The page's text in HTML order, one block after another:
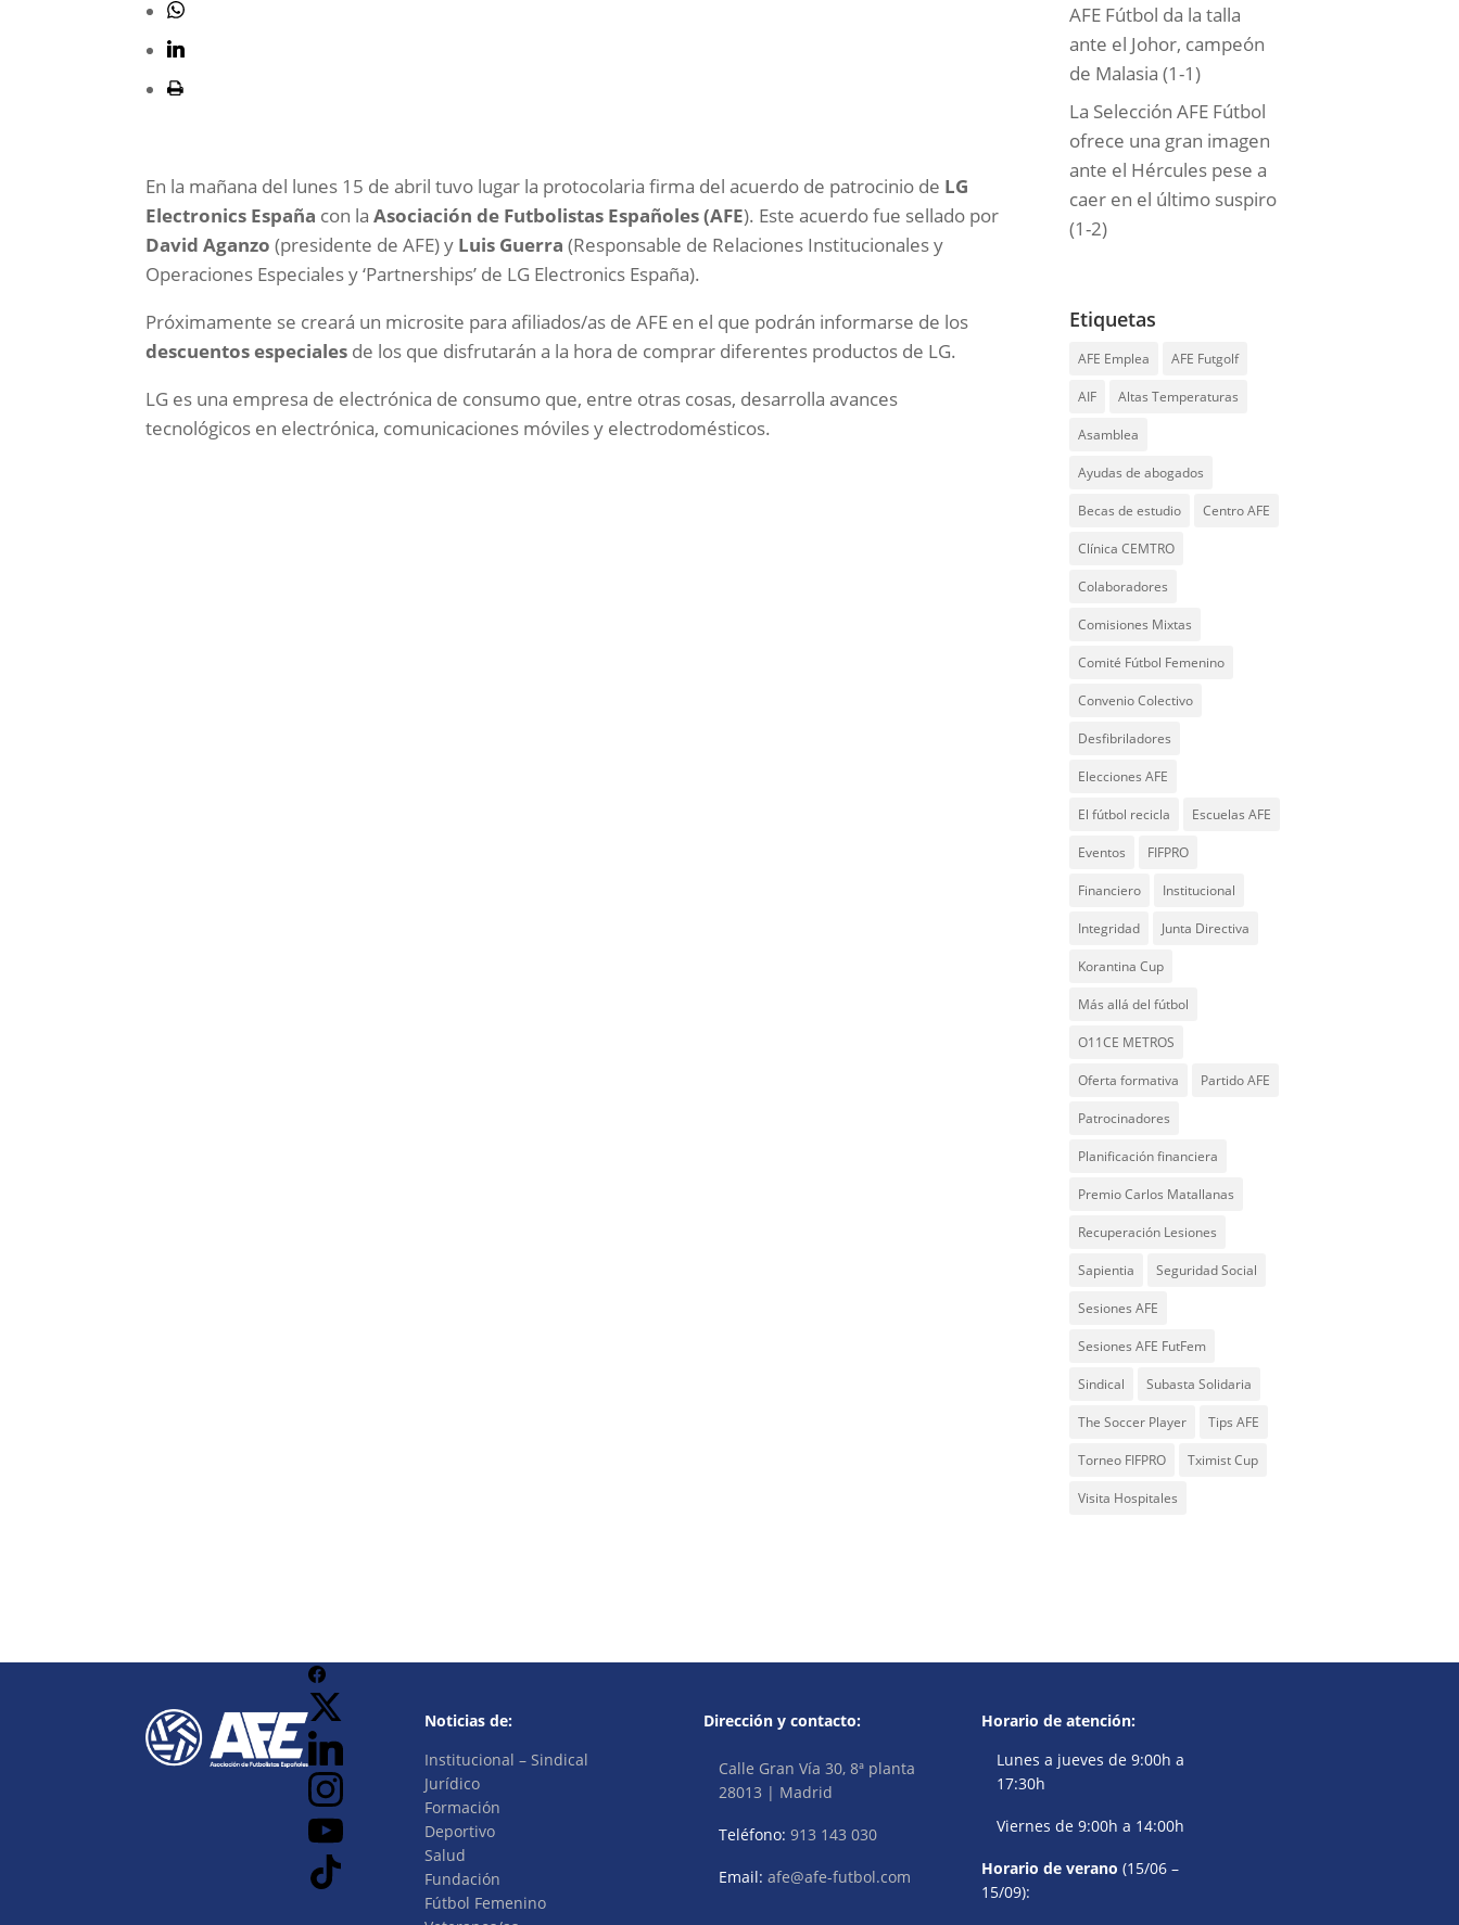
En la mañana del lunes 15 de abril tuvo lugar la protocolaria firma del acuerdo de patrocinio de LG
Electronics España con laAsociación de Futbolistas Españoles (AFE). Este acuerdo fue sellado por
David Aganzo (presidente de AFE) y Luis Guerra (Responsable de Relaciones Institucionales y
Operaciones Especiales y ‘Partnerships’ de LG Electronics España).
Próximamente se creará un microsite para afiliados/as de AFE en el que podrán informarse de los
descuentos especiales de los que disfrutarán a la hora de comprar diferentes productos de LG.
LG es una empresa de electrónica de consumo que, entre otras cosas, desarrolla avances
tecnológicos en electrónica, comunicaciones móviles y electrodomésticos.
AFE Fútbol da la talla
ante el Johor, campeón
de Malasia (1-1)
La Selección AFE Fútbol
ofrece una gran imagen
ante el Hércules pese a
caer en el último suspiro
(1-2)
Etiquetas
AFE Emplea AFE Futgolf
AIF Altas Temperaturas
Asamblea
Ayudas de abogados
Becas de estudio Centro AFE
Clínica CEMTRO
Colaboradores
Comisiones Mixtas
Comité Fútbol Femenino
Convenio Colectivo
Desfibriladores
Elecciones AFE
El fútbol recicla Escuelas AFE
Eventos FIFPRO
Financiero Institucional
Integridad Junta Directiva
Korantina Cup
Más allá del fútbol
O11CE METROS
Oferta formativa Partido AFE
Patrocinadores
Planificación financiera
Premio Carlos Matallanas
Recuperación Lesiones
Sapientia Seguridad Social
Sesiones AFE
Sesiones AFE FutFem
Sindical Subasta Solidaria
The Soccer Player Tips AFE
Torneo FIFPRO Tximist Cup
Visita Hospitales
Noticias de:
Institucional – Sindical
Jurídico
Formación
Deportivo
Salud
Fundación
Fútbol Femenino
Dirección y contacto:
Calle Gran Vía 30, 8ª planta
28013 | Madrid
Teléfono: 913 143 030
Email: afe@afe-futbol.com
Horario de atención:
Lunes a jueves de 9:00h a
17:30h
Viernes de 9:00h a 14:00h
Horario de verano (15/06 –
15/09):